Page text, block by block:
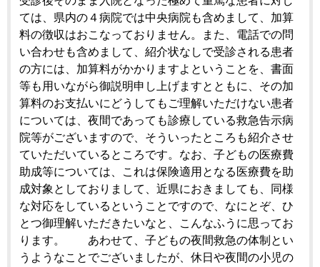
ては、県内の４病院では中央病院も含めまして、加算
料の徴収はおこなっておりません。また、電話での問
い合わせも含めまして、紹介状なしで受診される患者
の方には、加算料がかかりますよということを、書面
等も用いながら御説明申し上げますとともに、その加
算料のお支払いにどうしてもご理解いただけない患者
については、夜間であっても診療している救急告示病
院等がございますので、そういったところも紹介させ
ていただいているところです。なお、子どもの医療費
助成等については、これは保険適用となる医療費を助
成対象としておりまして、近県におきましても、同様
な対応をしているということですので、なにとぞ、ひ
とつ御理解いただきたいなと、こんなふうに思ってお
ります。 あわせて、子どもの夜間救急の体制とい
うようなことでございましたが、休日や夜間の小児の